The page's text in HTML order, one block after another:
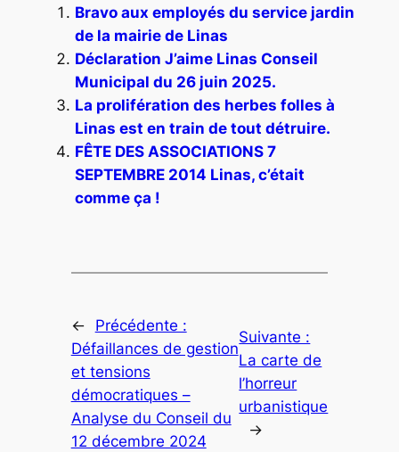
Bravo aux employés du service jardin
de la mairie de Linas
Déclaration J’aime Linas Conseil
Municipal du 26 juin 2025.
La prolifération des herbes folles à
Linas est en train de tout détruire.
FÊTE DES ASSOCIATIONS 7
SEPTEMBRE 2014 Linas, c’était
comme ça !
←
Précédente :
Défaillances de gestion
et tensions
démocratiques –
Analyse du Conseil du
12 décembre 2024
Suivante :
La carte de
l’horreur
urbanistique
→